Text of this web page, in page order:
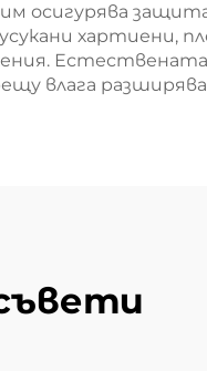
осигурява
хартиени,
Естествената
влага